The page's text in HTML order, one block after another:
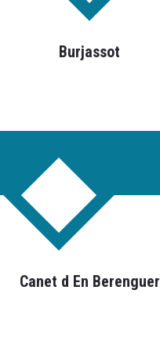
Burjassot
Canet d En Berenguer